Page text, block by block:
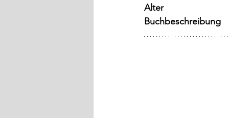
Alter
Buchbeschreibung